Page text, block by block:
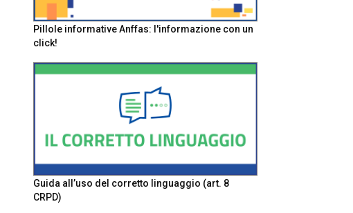
Pillole informative Anffas: l'informazione con un
click!
Guida all’uso del corretto linguaggio (art. 8
CRPD)